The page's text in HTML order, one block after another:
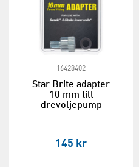
16428402
Star Brite adapter
10 mm till
drevoljepump
145 kr